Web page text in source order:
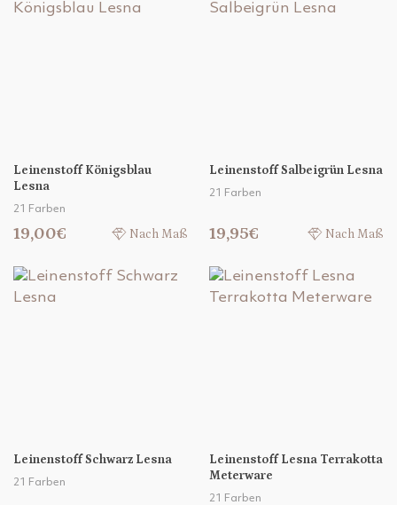
Leinenstoff Königsblau
Lesna
21 Farben
19,00€ Nach Maß
Leinenstoff Salbeigrün Lesna
21 Farben
19,95€ Nach Maß
Leinenstoff Schwarz Lesna
21 Farben
Leinenstoff Lesna Terrakotta
Meterware
21 Farben